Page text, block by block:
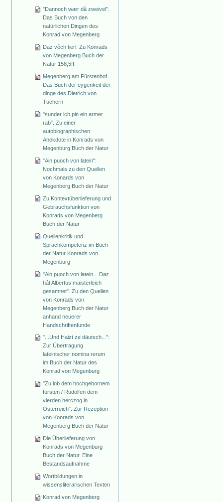
"Dannoch wær dâ zweivel".
Das Buch von den
natürlichen Dingen des
Konrad von Megenberg
Daz vêch tierl: Zu Konrads
von Megenberg Buch der
Natur 158,5ff.
Megenberg am Fürstenhof.
Das Buch der eygenkeit der
dinge des Dietrich von
Tuchern
"sunder ich pin ein armer
rab". Zu einer
autobiographischen
Anekdote in Konrads von
Megenburg Buch der Natur
"Ain puoch von latein":
Nochmals zu den Quellen
von Konards von
Megenberg Buch der Natur
Zu Kontextüberlieferung und
Gebrauchsfunktion von
Konrads von Megenberg
Buch der Natur
Quellenkritik und
Sprachkompetenz im Buch
der Natur Konrads von
Megenburg
"Ain puoch von latein... Daz
hât Albertus maisterleich
gesamnet". Zu den Quellen
von Konrads von
Megenberg Buch der Natur
anhand neuerer
Handschriftenfunde
"...Und Haizt ze däutsch...":
Zur Übertragung
lateinischer nomina rerum
im Buch der Natur des
Konrad von Megenburg
"Zu lob dem hochgebornem
fürsten / Rudolfen dem
vierden herczog in
Österreich". Zur Rezeption
von Konrads von
Megenberg Buch der Natur
Die Überlieferung von
Konrads von Megenburg
Buch der Natur. Eine
Bestandsaufnahme
Wortbildungen in
wissensliterarischen Texten
Konrad von Megenberg